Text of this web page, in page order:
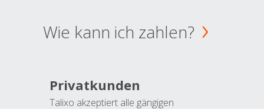
Wie kann ich zahlen?
Privatkunden
Talixo akzeptiert alle gängigen